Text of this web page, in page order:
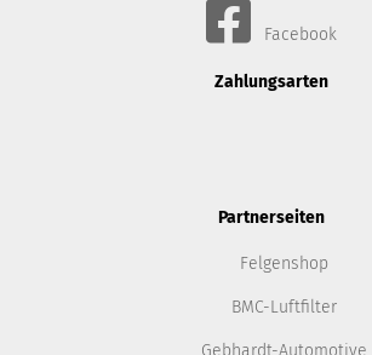
Facebook
Zahlungsarten
Partnerseiten
Felgenshop
BMC-Luftfilter
Gebhardt-Automotive